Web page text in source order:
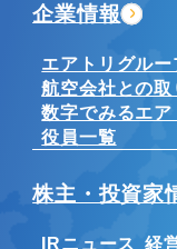
企業情報
エアトリグル
航空会社との取
数字でみるエア
役員一覧
株主・投資家
IRニュース 経